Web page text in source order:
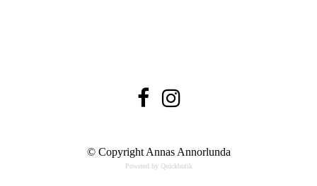
© Copyright Annas Annorlunda
Powered by Quickbutik